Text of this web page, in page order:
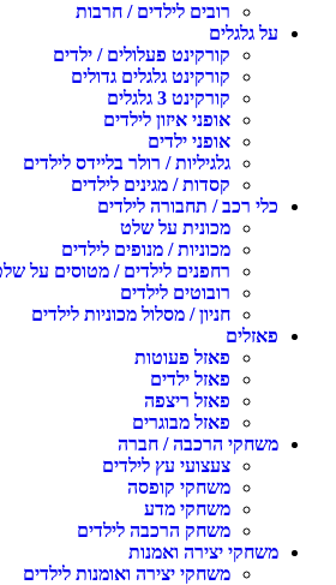
רובים לילדים / חרבות
גלגלים
קורקינט פעלולים / ילדים
קורקינט גלגלים גדולים
קורקינט 3 גלגלים
אופני איזון לילדים
אופני ילדים
גלגיליות / רולר בליידס לילדים
קסדות / מגינים לילדים
רכב / תחבורה לילדים
מכונית על שלט
מכוניות / מנופים לילדים
רחפנים לילדים / מטוסים על שלט לילדים
רובוטים לילדים
חניון / מסלול מכוניות לילדים
פאזל פעוטות
פאזל ילדים
פאזל ריצפה
פאזל מבוגרים
הרכבה / חברה
צעצועי עץ לילדים
משחקי קופסה
משחקי מדע
משחק הרכבה לילדים
יצירה ואמנות
משחקי יצירה ואומנות לילדים